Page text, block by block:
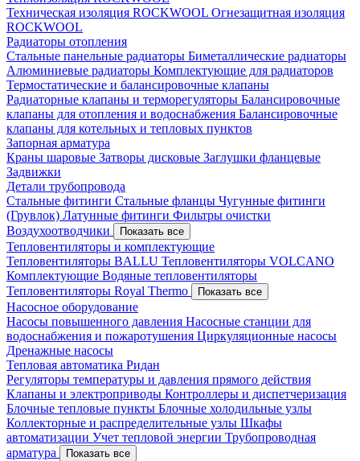
Техническая изоляция ROCKWOOL Огнезащитная изоляция
ROCKWOOL
Радиаторы отопления
Стальные панельные радиаторы Биметаллические радиаторы
Алюминиевые радиаторы Комплектующие для радиаторов
Термостатические и балансировочные клапаны
Радиаторные клапаны и терморегуляторы Балансировочные
клапаны для отопления и водоснабжения Балансировочные
клапаны для котельных и тепловых пунктов
Запорная арматура
Краны шаровые Затворы дисковые Заглушки фланцевые
Задвижки
Детали трубопровода
Стальные фитинги Стальные фланцы Чугунные фитинги
(Грувлок) Латунные фитинги Фильтры очистки
Воздухоотводчики
Показать все
Тепловентиляторы и комплектующие
Тепловентиляторы BALLU Тепловентиляторы VOLCANO
Комплектующие Водяные тепловентиляторы
Тепловентиляторы Royal Thermo
Показать все
Насосное оборудование
Насосы повышенного давления Насосные станции для
водоснабжения и пожаротушения Циркуляционные насосы
Дренажные насосы
Тепловая автоматика Ридан
Регуляторы температуры и давления прямого действия
Клапаны и электроприводы Контроллеры и диспетчеризация
Блочные тепловые пункты Блочные холодильные узлы
Коллекторные и распределительные узлы Шкафы
автоматизации Учет тепловой энергии Трубопроводная
арматура
Показать все